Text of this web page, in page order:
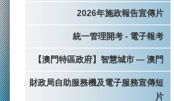
2026年施政報告宣傳片
統一管理開考 - 電子報考
【澳門特區政府】智慧城市 — 澳門
財政局自助服務機及電子服務宣傳短
片